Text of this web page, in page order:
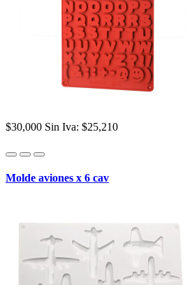
$30,000 Sin Iva: $25,210
Molde aviones x 6 cav